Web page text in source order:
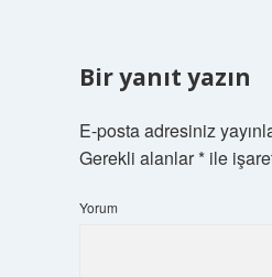
Bir yanıt yazın
E-posta adresiniz
Gerekli alanlar*ile
Yorum